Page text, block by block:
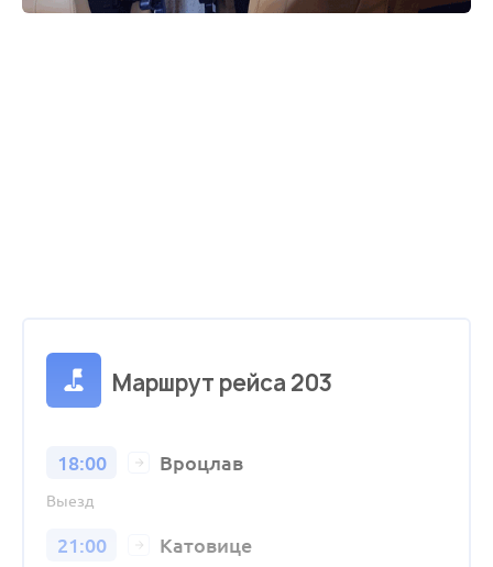
Маршрут рейса 203
18:00 Вроцлав
Выезд
21:00 Катовице